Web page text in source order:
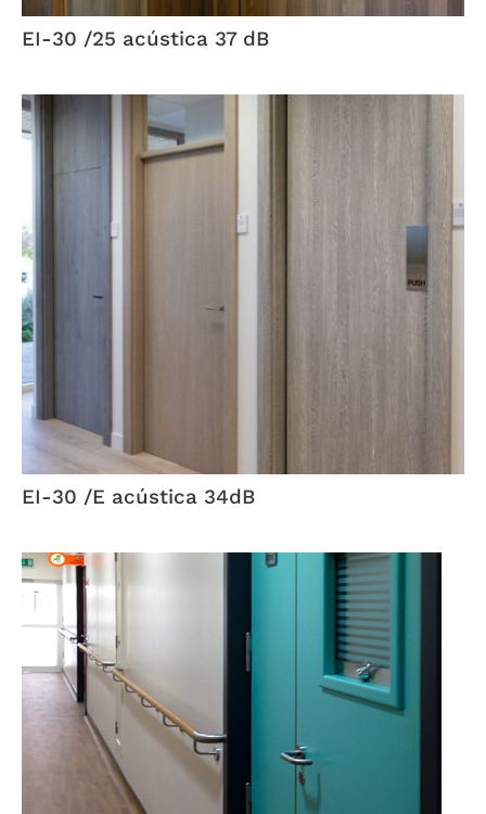
EI-30 /25 acústica 37 dB
EI-30 /E acústica 34dB